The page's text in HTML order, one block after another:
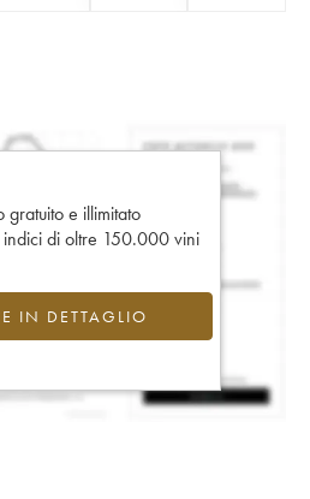
gratuito e illimitato
indici di oltre 150.000 vini
IN DETTAGLIO